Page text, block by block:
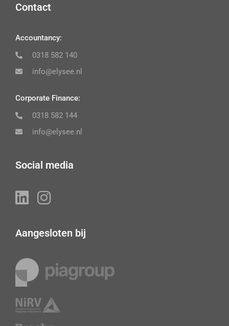
Contact
Accountancy:
0318 582 140
info@elysee.nl
Corporate Finance:
0318 582 144
info@elysee.nl
Social media
Aangesloten bij